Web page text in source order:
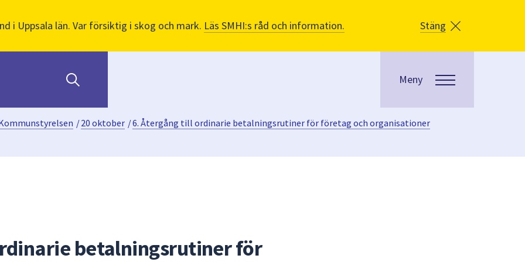
i Uppsala län. Var försiktig i skog och mark. Läs SMHI:s råd och information. Stäng
Meny
/20 oktober /6. Återgång till ordinarie betalningsrutiner för företag och organisationer
betalningsrutiner för